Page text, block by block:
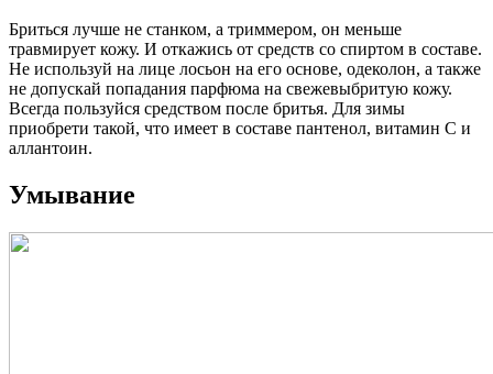
Бриться лучше не станком, а триммером, он меньше
травмирует кожу. И откажись от средств со спиртом в составе.
Не используй на лице лосьон на его основе, одеколон, а также
не допускай попадания парфюма на свежевыбритую кожу.
Всегда пользуйся средством после бритья. Для зимы
приобрети такой, что имеет в составе пантенол, витамин С и
аллантоин.
Умывание